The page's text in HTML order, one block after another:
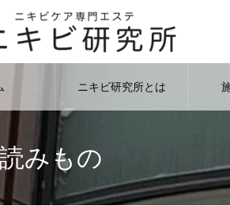
ニキビ研究所とは
みもの